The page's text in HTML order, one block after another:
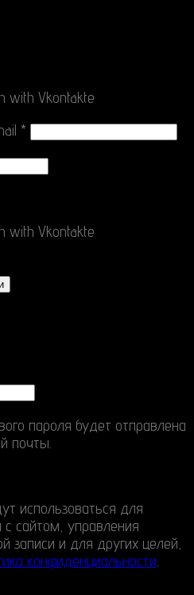
with Vkontakte
*
with Vkontakte
пароля будет отправлена
почты.
использоваться для
сайтом, управления
записи и для других целей,
конфиденциальности